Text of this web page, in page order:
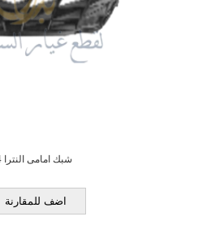
شبك امامى النترا 2024
اضف للمقارنة